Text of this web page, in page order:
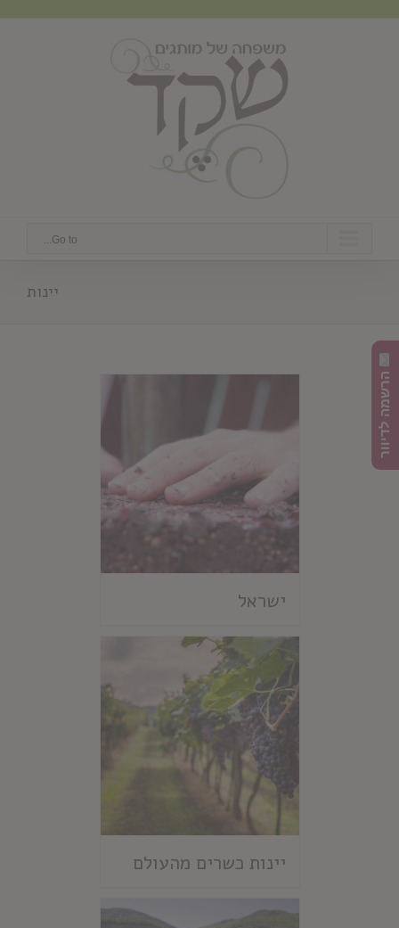
Go to...
יינות
ישראל
יינות כשרים מהעולם
הרשמה לדיוור